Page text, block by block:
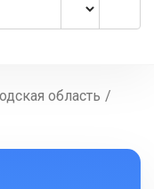
область /